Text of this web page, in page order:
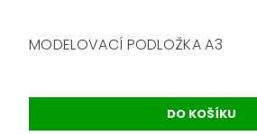
MODELOVACÍ PODLOŽKA A3